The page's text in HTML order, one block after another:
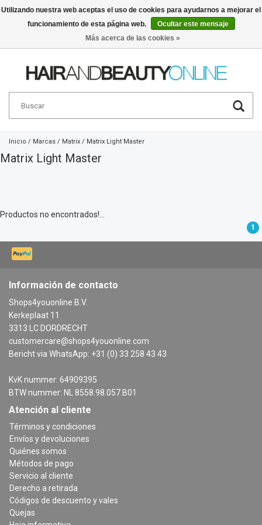
Español €
Inicio / Marcas / Matrix / Matrix Light Master
Matrix Light Master
Productos no encontrados!...
1
Información de contacto
Shops4youonline B.V.
Kerkeplaat 11
3313 LC DORDRECHT
customercare@shops4youonline.com
Bericht via WhatsApp: +31 (0) 33 258 43 43
KvK nummer: 64909395
BTW nummer: NL 8558.98.057.B01
Atención al cliente
Términos y condiciones
Envíos y devoluciones
Quiénes somos
Métodos de pago
Servicio al cliente
Derecho a retirada
Códigos de descuento y vales
Quejas
Utilizando nuestra web aceptas el uso de cookies para ayudarnos a mejorar el
funcionamiento de esta página web.
Ocultar este mensaje
Más acerca de las cookies »